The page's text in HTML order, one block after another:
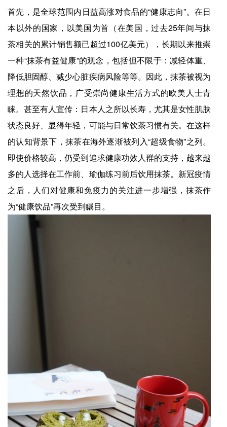
首先，是全球范围内日益高涨对食品的“健康志向”。在日
本以外的国家，以美国为首（在美国，过去25年间与抹
茶相关的累计销售额已超过100亿美元），长期以来推崇
一种“抹茶有益健康”的观念，包括但不限于：减轻体重、
降低胆固醇、减少心脏疾病风险等等。因此，抹茶被视为
理想的天然饮品，广受崇尚健康生活方式的欧美人士青
睐。甚至有人宣传：日本人之所以长寿，尤其是女性肌肤
状态良好、显得年轻，可能与日常饮茶习惯有关。在这样
的认知背景下，抹茶在海外逐渐被列入“超级食物”之列。
即使价格较高，仍受到追求健康功效人群的支持，越来越
多的人选择在工作前、瑜伽练习前后饮用抹茶。新冠疫情
之后，人们对健康和免疫力的关注进一步增强，抹茶作
为“健康饮品”再次受到瞩目。